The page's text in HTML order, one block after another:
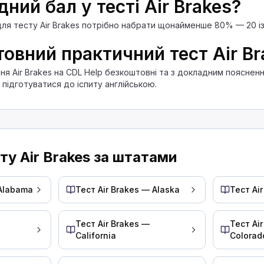
процесом закачування повітря в
зміститься більше, ніж на певну величину,
дюйм, коли ви за неї тягнете, то її потрібно
що вимагатиме екстреної зупинки.
протягом визначеного проміжку часу, то
чимось, що не протікає, наприклад:
гальма в автомобілях, особливо на
бал у тесті Air Brakes?
тесту Air Brakes потрібно набрати щонайменше 80% — 20 із
практичний тест Air
Air Brakes на CDL Help безкоштовні та з докладним
до іспиту англійською.
Air Brakes за штатами
Тест Air Brakes — Alaska Тест
Тест Air Brakes —
California
Тест